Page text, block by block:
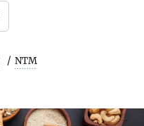
NTM